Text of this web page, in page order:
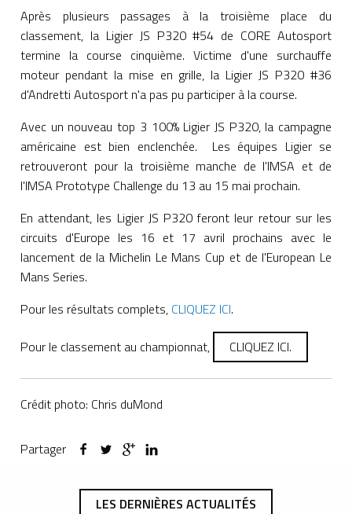
Après plusieurs passages à la troisième place du
classement, la Ligier JS P320 #54 de CORE Autosport
termine la course cinquième. Victime d'une surchauffe
moteur pendant la mise en grille, la Ligier JS P320 #36
d'Andretti Autosport n'a pas pu participer à la course.
Avec un nouveau top 3 100% Ligier JS P320, la campagne
américaine est bien enclenchée. Les équipes Ligier se
retrouveront pour la troisième manche de l'IMSA et de
l'IMSA Prototype Challenge du 13 au 15 mai prochain.
En attendant, les Ligier JS P320 feront leur retour sur les
circuits d'Europe les 16 et 17 avril prochains avec le
lancement de la Michelin Le Mans Cup et de l'European Le
Mans Series.
Pour les résultats complets, CLIQUEZ ICI.
Pour le classement au championnat,
CLIQUEZ ICI.
Crédit photo: Chris duMond
Partager
LES DERNIÈRES ACTUALITÉS